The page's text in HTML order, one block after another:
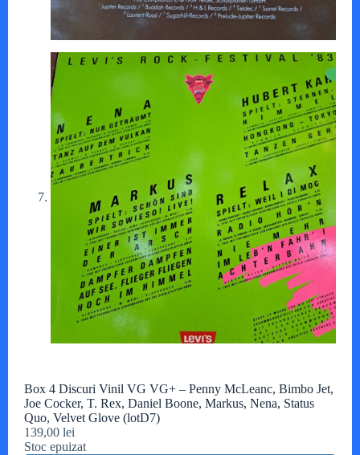
Box 4 Discuri Vinil VG VG+ – Penny McLeanc, Bimbo Jet,
Joe Cocker, T. Rex, Daniel Boone, Markus, Nena, Status
Quo, Velvet Glove (lotD7)
139,00 lei
Stoc epuizat